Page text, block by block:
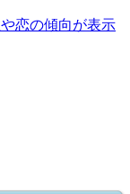
恋の傾向が表示